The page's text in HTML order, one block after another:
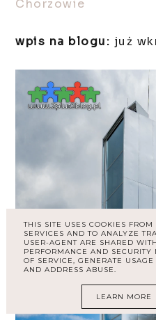
Chorzowie
wpis na blogu: już
THIS SITE USES COOKIES
SERVICES AND TO ANALYZE
USER-AGENT ARE SHARED
PERFORMANCE AND SECURITY
OF SERVICE, GENERATE
AND ADDRESS ABUSE.
LEARN MORE